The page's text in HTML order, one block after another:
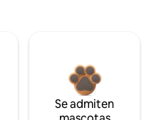
Se admiten